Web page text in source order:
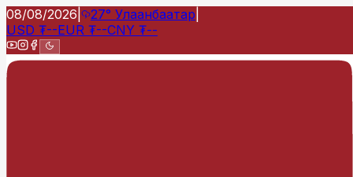
08/08/2026 27° Улаанбаатар
USD ₮--EUR ₮--CNY ₮--